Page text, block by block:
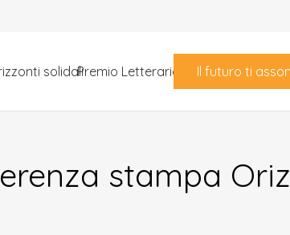
solidaliPremio Letterario Il futuro ti
stampa